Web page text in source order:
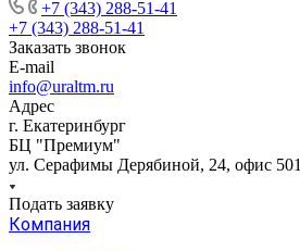
+7 (343) 288-51-41
+7 (343) 288-51-41
Заказать звонок
E-mail
info@uraltm.ru
Адрес
г. Екатеринбург
БЦ "Премиум"
ул. Серафимы Дерябиной, 24, офис 501
Подать заявку
Компания